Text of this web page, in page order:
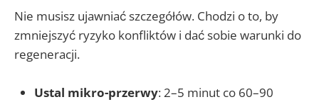
Nie musisz ujawniać szczegółów. Chodzi o to, by
zmniejszyć ryzyko konfliktów i dać sobie warunki do
regeneracji.
Ustal mikro-przerwy: 2–5 minut co 60–90